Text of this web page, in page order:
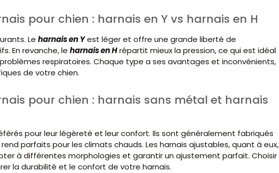
pour chien : harnais en Y vs harnais en H
Le harnais en Yest léger et offre une grande liberté de
En revanche, le harnais en Hrépartit mieux la pression, ce qui est idéal
respiratoires. Chaque type a ses avantages et inconvénients,
de votre chien.
pour chien : harnais sans métal et harnais
pour leur légèreté et leur confort. Ils sont généralement fabriqués
parfaits pour les climats chauds. Les harnais ajustables, quant à eux,
à différentes morphologies et garantir un ajustement parfait. Choisir
la durabilité et le confort de votre harnais.